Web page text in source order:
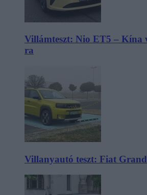
Villámteszt: Nio ET5 – Kína
ra
Villanyautó teszt: Fiat